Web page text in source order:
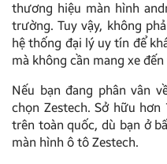
thương hiệu màn hình
trường. Tuy vậy, không
hệ thống đại lý uy tín để
mà không cần mang xe
Nếu bạn đang phân vân
chọn Zestech. Sở hữu hơn
trên toàn quốc, dù bạn ở
màn hình ô tô Zestech.